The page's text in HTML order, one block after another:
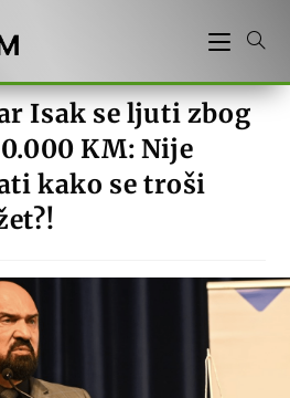
Isak se ljuti zbog
KM: Nije
kako se troši